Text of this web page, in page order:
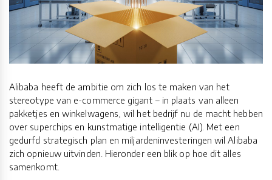
Alibaba heeft de ambitie om zich los te maken van het
stereotype van e-commerce gigant – in plaats van alleen
pakketjes en winkelwagens, wil het bedrijf nu de macht hebben
over superchips en kunstmatige intelligentie (AI). Met een
gedurfd strategisch plan en miljardeninvesteringen wil Alibaba
zich opnieuw uitvinden. Hieronder een blik op hoe dit alles
samenkomt.